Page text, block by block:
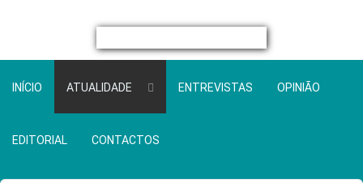
INÍCIO ATUALIDADE ENTREVISTAS OPINIÃO
EDITORIAL CONTACTOS